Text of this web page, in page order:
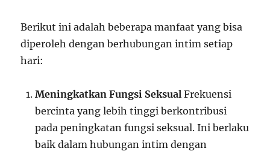
Berikut ini adalah beberapa manfaat yang bisa
diperoleh dengan berhubungan intim setiap
hari:
Meningkatkan Fungsi Seksual Frekuensi
bercinta yang lebih tinggi berkontribusi
pada peningkatan fungsi seksual. Ini berlaku
baik dalam hubungan intim dengan